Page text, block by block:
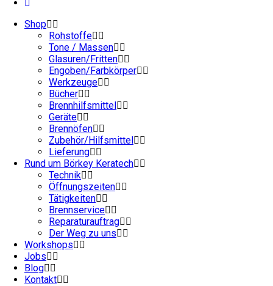
Shop
Rohstoffe
Tone / Massen
Glasuren/Fritten
Engoben/Farbkörper
Werkzeuge
Bücher
Brennhilfsmittel
Geräte
Brennöfen
Zubehör/Hilfsmittel
Lieferung
Rund um Börkey Keratech
Technik
Öffnungszeiten
Tätigkeiten
Brennservice
Reparaturauftrag
Der Weg zu uns
Workshops
Jobs
Blog
Kontakt